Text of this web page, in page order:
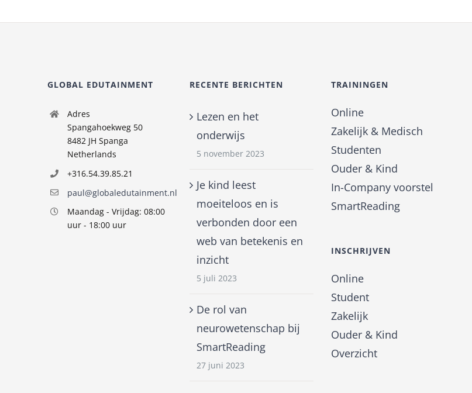
GLOBAL EDUTAINMENT
Adres
Spangahoekweg 50
8482 JH Spanga
Netherlands
+316.54.39.85.21
paul@globaledutainment.nl
Maandag - Vrijdag: 08:00
uur - 18:00 uur
RECENTE BERICHTEN
Lezen en het
onderwijs
5 november 2023
Je kind leest
moeiteloos en is
verbonden door een
web van betekenis en
inzicht
5 juli 2023
De rol van
neurowetenschap bij
SmartReading
27 juni 2023
TRAININGEN
Online
Zakelijk & Medisch
Studenten
Ouder & Kind
In-Company voorstel
SmartReading
INSCHRIJVEN
Online
Student
Zakelijk
Ouder & Kind
Overzicht